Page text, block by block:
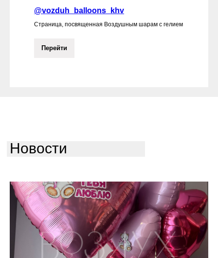
@vozduh_balloons_khv
Страница, посвященная Воздушным шарам с гелием
Перейти
Новости